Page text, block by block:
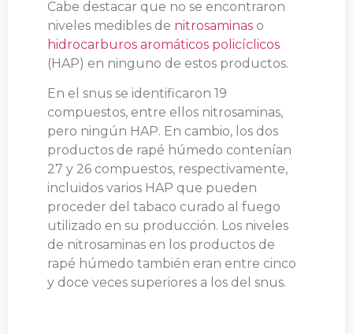
Cabe destacar que no se encontraron
niveles medibles de nitrosaminas o
hidrocarburos aromáticos policíclicos
(HAP) en ninguno de estos productos.
En el snus se identificaron 19
compuestos, entre ellos nitrosaminas,
pero ningún HAP. En cambio, los dos
productos de rapé húmedo contenían
27 y 26 compuestos, respectivamente,
incluidos varios HAP que pueden
proceder del tabaco curado al fuego
utilizado en su producción. Los niveles
de nitrosaminas en los productos de
rapé húmedo también eran entre cinco
y doce veces superiores a los del snus.